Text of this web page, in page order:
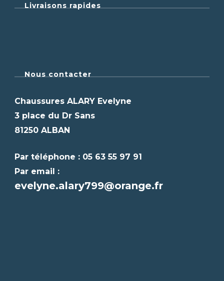
Livraisons rapides
Nous contacter
Chaussures ALARY Evelyne
3 place du Dr Sans
81250 ALBAN
Par téléphone : 05 63 55 97 91
Par email :
evelyne.alary799@orange.fr